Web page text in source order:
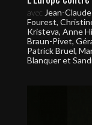
avec Jean-
Fourest,
Kristeva, Anne
Braun-Pivet,
Patrick Bruel,
Blanquer et